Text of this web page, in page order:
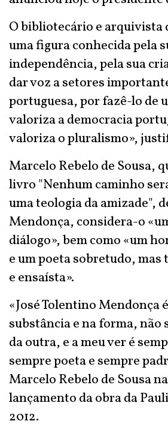
O bibliotecário e arquivista
uma figura conhecida pela
independência, pela sua
dar voz a setores
portuguesa, por fazê-lo de
valoriza a democracia
valoriza o pluralismo»,
Marcelo Rebelo de Sousa,
livro "Nenhum caminho
uma teologia da amizade",
Mendonça, considera-o
diálogo», bem como «um
e um poeta sobretudo,
e ensaísta».
«José Tolentino Mendonça
substância e na forma, não
da outra, e a meu ver é
sempre poeta e sempre
Marcelo Rebelo de Sousa
lançamento da obra da
2012.